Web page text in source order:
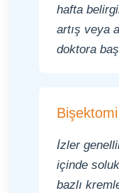
hafta
artış veya
doktora
İzler
içinde
bazlı